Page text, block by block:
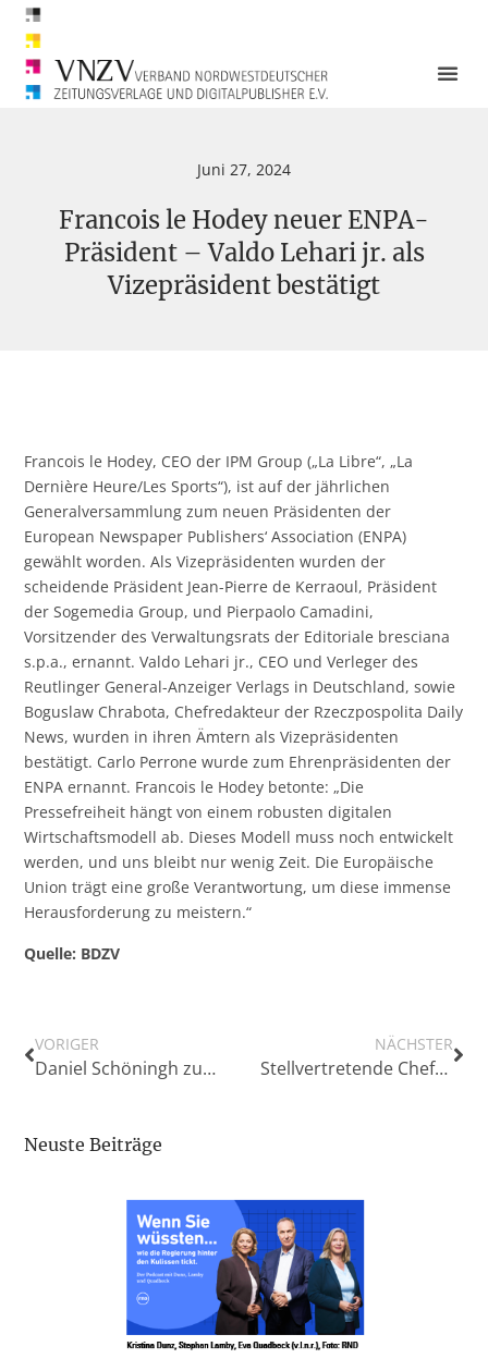
Juni 27, 2024
Francois le Hodey neuer ENPA-
Präsident – Valdo Lehari jr. als
Vizepräsident bestätigt
Francois le Hodey, CEO der IPM Group („La Libre“, „La
Dernière Heure/Les Sports“), ist auf der jährlichen
Generalversammlung zum neuen Präsidenten der
European Newspaper Publishers‘ Association (ENPA)
gewählt worden. Als Vizepräsidenten wurden der
scheidende Präsident Jean-Pierre de Kerraoul, Präsident
der Sogemedia Group, und Pierpaolo Camadini,
Vorsitzender des Verwaltungsrats der Editoriale bresciana
s.p.a., ernannt. Valdo Lehari jr., CEO und Verleger des
Reutlinger General-Anzeiger Verlags in Deutschland, sowie
Boguslaw Chrabota, Chefredakteur der Rzeczpospolita Daily
News, wurden in ihren Ämtern als Vizepräsidenten
bestätigt. Carlo Perrone wurde zum Ehrenpräsidenten der
ENPA ernannt. Francois le Hodey betonte: „Die
Pressefreiheit hängt von einem robusten digitalen
Wirtschaftsmodell ab. Dieses Modell muss noch entwickelt
werden, und uns bleibt nur wenig Zeit. Die Europäische
Union trägt eine große Verantwortung, um diese immense
Herausforderung zu meistern.“
Quelle: BDZV
VORIGER
Daniel Schöningh zum neuen Vorsitzenden des dpa-Aufsichtsrates gewählt
NÄCHSTER
Stellvertretende Chefredakteurin Gaby Schneider-Schelling hat Redaktion der „Nordwest-Zeitung“, (NWZ)/Oldenburg, verlassen
Neuste Beiträge